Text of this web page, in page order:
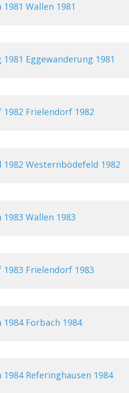
Wallen 1981
Eggewanderung 1981
Frielendorf 1982
Westernbödefeld 1982
Wallen 1983
Frielendorf 1983
Forbach 1984
Referinghausen 1984